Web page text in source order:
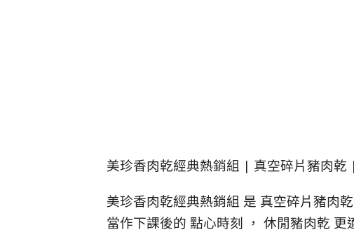
美珍香肉乾經典熱銷組 | 真空碎片豬肉
美珍香肉乾經典熱銷組 是 真空碎片豬肉
當作下課後的 點心時刻 ， 休閒豬肉乾